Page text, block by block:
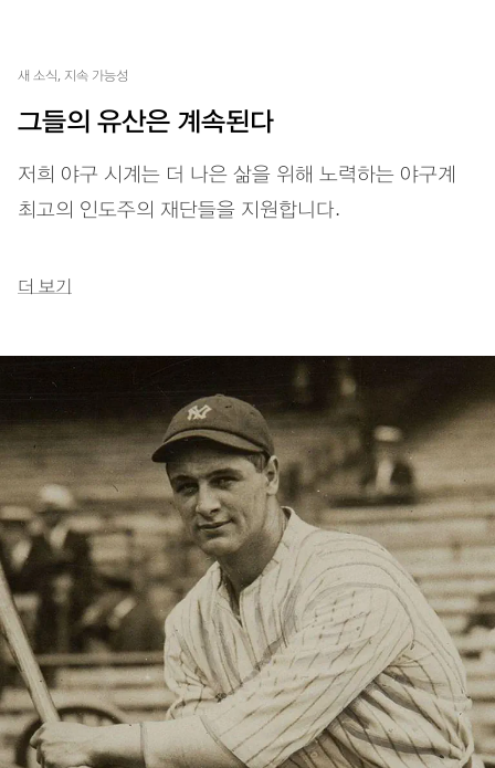
새 소식, 지속 가능성
그들의 유산은 계속된다
저희 야구 시계는 더 나은 삶을 위해 노력하는 야구계
최고의 인도주의 재단들을 지원합니다.
더 보기